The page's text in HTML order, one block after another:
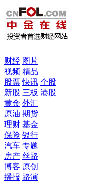
财经 图片
视频 精品
股票 快讯 个股
新股 三板 港股
黄金 外汇
原油 期货
理财 基金
保险 银行
汽车 专题
房产 丝路
博客 原创
播报 路演